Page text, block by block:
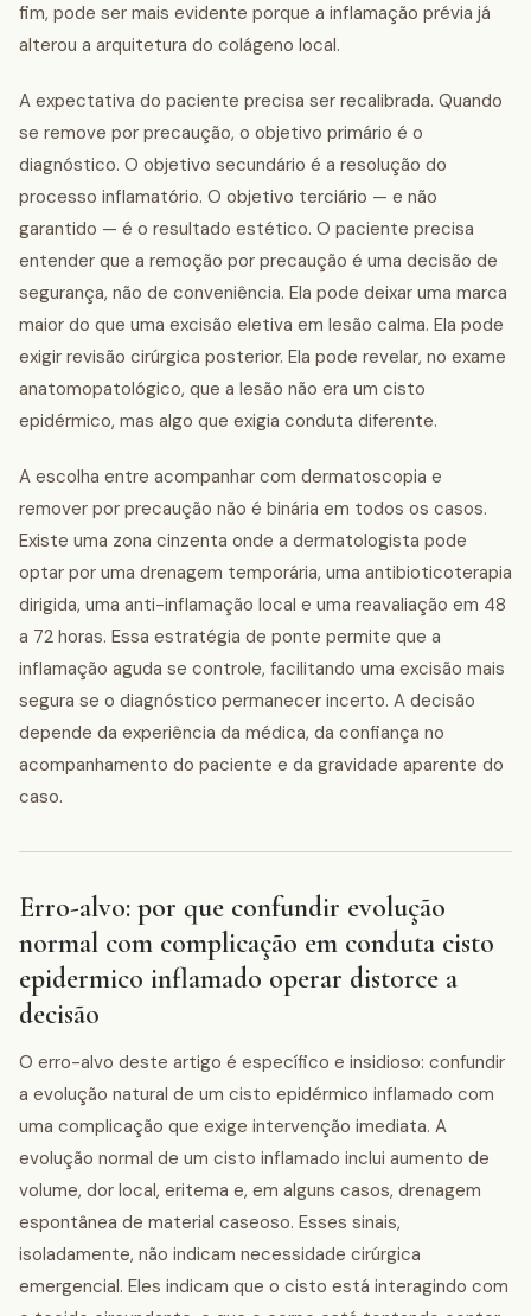
fim, pode ser mais evidente porque a inflamação prévia já
alterou a arquitetura do colágeno local.
A expectativa do paciente precisa ser recalibrada. Quando
se remove por precaução, o objetivo primário é o
diagnóstico. O objetivo secundário é a resolução do
processo inflamatório. O objetivo terciário — e não
garantido — é o resultado estético. O paciente precisa
entender que a remoção por precaução é uma decisão de
segurança, não de conveniência. Ela pode deixar uma marca
maior do que uma excisão eletiva em lesão calma. Ela pode
exigir revisão cirúrgica posterior. Ela pode revelar, no exame
anatomopatológico, que a lesão não era um cisto
epidérmico, mas algo que exigia conduta diferente.
A escolha entre acompanhar com dermatoscopia e
remover por precaução não é binária em todos os casos.
Existe uma zona cinzenta onde a dermatologista pode
optar por uma drenagem temporária, uma antibioticoterapia
dirigida, uma anti-inflamação local e uma reavaliação em 48
a 72 horas. Essa estratégia de ponte permite que a
inflamação aguda se controle, facilitando uma excisão mais
segura se o diagnóstico permanecer incerto. A decisão
depende da experiência da médica, da confiança no
acompanhamento do paciente e da gravidade aparente do
caso.
Erro-alvo: por que confundir evolução
normal com complicação em conduta cisto
epidermico inflamado operar distorce a
decisão
O erro-alvo deste artigo é específico e insidioso: confundir
a evolução natural de um cisto epidérmico inflamado com
uma complicação que exige intervenção imediata. A
evolução normal de um cisto inflamado inclui aumento de
volume, dor local, eritema e, em alguns casos, drenagem
espontânea de material caseoso. Esses sinais,
isoladamente, não indicam necessidade cirúrgica
emergencial. Eles indicam que o cisto está interagindo com